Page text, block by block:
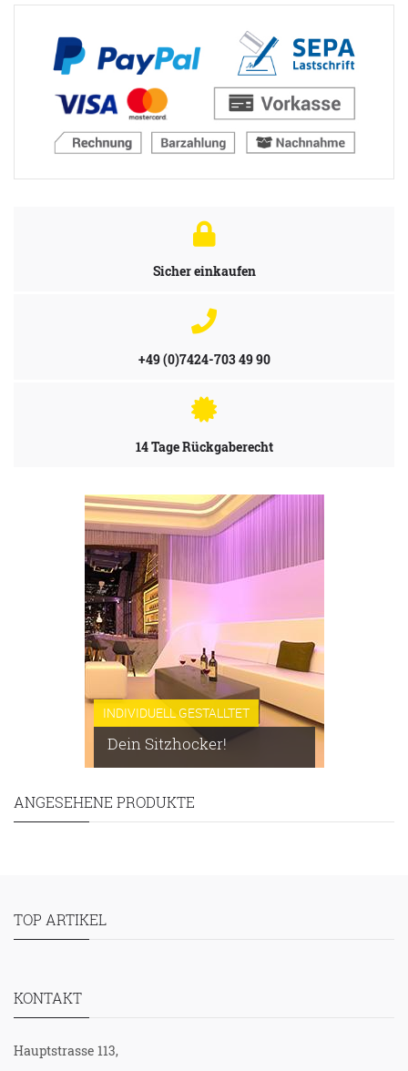
Sicher einkaufen
+49 (0)7424-703 49 90
14 Tage Rückgaberecht
INDIVIDUELL GESTALLTET
Dein Sitzhocker!
ANGESEHENE PRODUKTE
TOP ARTIKEL
KONTAKT
Hauptstrasse 113,